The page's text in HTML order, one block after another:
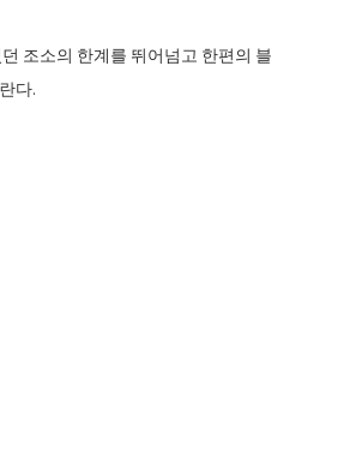
조소의 한계를 뛰어넘고 한편의 블
다.